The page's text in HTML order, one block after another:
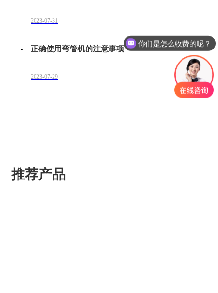
2023-07-31
正确使用弯管机的注意事项
2023-07-29
推荐产品
你们是怎么收费的呢？